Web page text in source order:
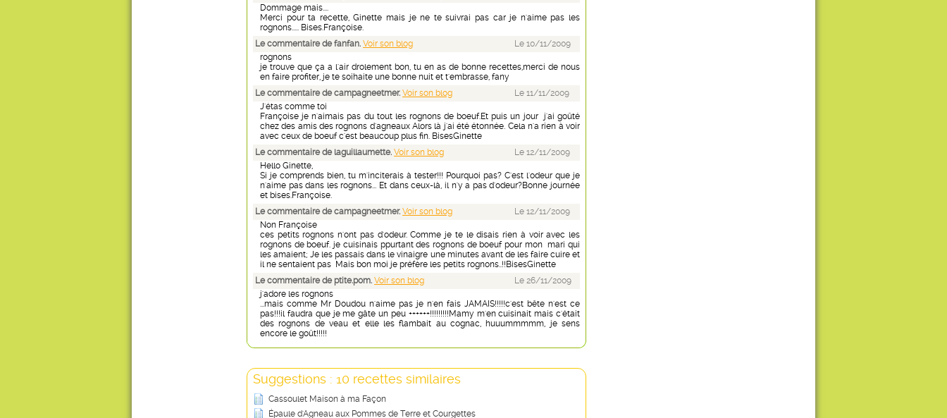
Dommage mais....
Merci pour ta recette, Ginette mais je ne te suivrai pas car je n'aime pas les
rognons..... Bises.Françoise.
Le commentaire de fanfan. Voir son blog
Le 10/11/2009
rognons
je trouve que ça a l'air drolement bon, tu en as de bonne recettes,merci de nous
en faire profiter, je te soihaite une bonne nuit et t'embrasse, fany
Le commentaire de campagneetmer. Voir son blog
Le 11/11/2009
J'étas comme toi
Françoise je n'aimais pas du tout les rognons de boeuf.Et puis un jour j'ai goûté
chez des amis des rognons d'agneaux Alors là j'ai été étonnée. Cela n'a rien à voir
avec ceux de boeuf c'est beaucoup plus fin. BisesGinette
Le commentaire de laguillaumette. Voir son blog
Le 12/11/2009
Hello Ginette,
Si je comprends bien, tu m'inciterais à tester!!! Pourquoi pas? C'est l'odeur que je
n'aime pas dans les rognons... Et dans ceux-là, il n'y a pas d'odeur?Bonne journée
et bises.Françoise.
Le commentaire de campagneetmer. Voir son blog
Le 12/11/2009
Non Françoise
ces petits rognons n'ont pas d'odeur. Comme je te le disais rien à voir avec les
rognons de boeuf. je cuisinais ppurtant des rognons de boeuf pour mon mari qui
les amaient; Je les passais dans le vinaigre une minutes avant de les faire cuire et
il ne sentaient pas Mais bon moi je préfère les petits rognons..!!BisesGinette
Le commentaire de ptite.pom. Voir son blog
Le 26/11/2009
j'adore les rognons
...mais comme Mr Doudou n'aime pas je n'en fais JAMAIS!!!!!c'est bête n'est ce
pas!!!il faudra que je me gâte un peu ++++++!!!!!!!!!Mamy m'en cuisinait mais c'était
des rognons de veau et elle les flambait au cognac, huuummmmm, je sens
encore le goût!!!!!
Suggestions : 10 recettes similaires
Cassoulet Maison à ma Façon
Épaule d'Agneau aux Pommes de Terre et Courgettes